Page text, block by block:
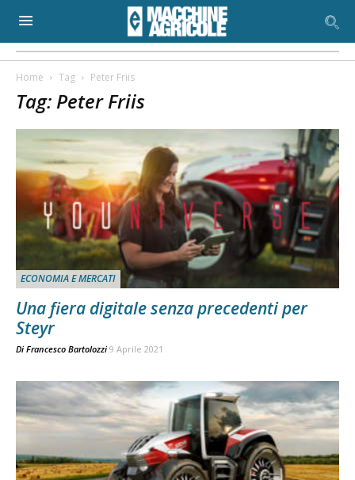
Home Tag Peter Friis
Tag: Peter Friis
ECONOMIA E MERCATI
Una fiera digitale senza precedenti per
Steyr
Di Francesco Bartolozzi 9 Aprile 2021